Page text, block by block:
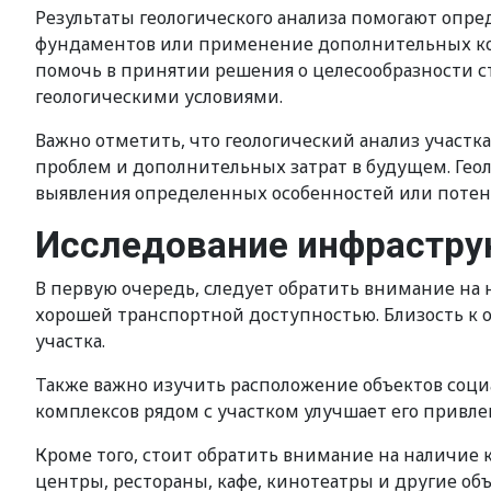
Результаты геологического анализа помогают
фундаментов или применение дополнительных
помочь в принятии решения о целесообразности
геологическими условиями.
Важно отметить, что геологический анализ
проблем и дополнительных затрат в будущем.
выявления определенных особенностей или
Исследование
В первую очередь, следует обратить внимание
хорошей транспортной доступностью. Близость
участка.
Также важно изучить расположение объектов
комплексов рядом с участком улучшает его
Кроме того, стоит обратить внимание на наличие
центры, рестораны, кафе, кинотеатры и другие